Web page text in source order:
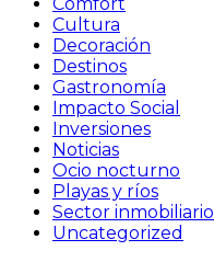
Cultura
Decoración
Destinos
Gastronomía
Impacto Social
Inversiones
Noticias
Ocio nocturno
Playas y ríos
Sector inmobiliario
Uncategorized